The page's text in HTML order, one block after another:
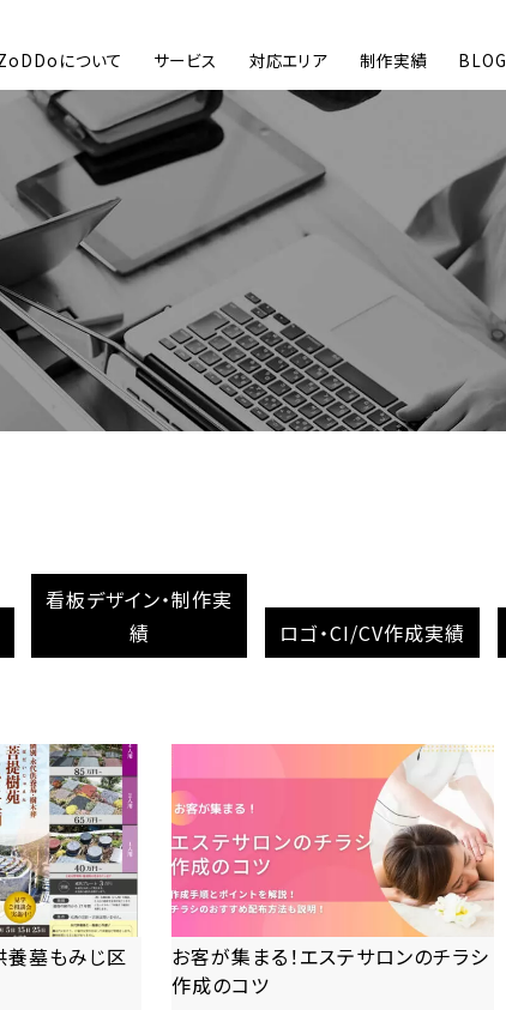
について サービス 対応エリア 制作実績 BLOG
看板デザイン・制作実
績
ロゴ・CI/CV作成実績
墓もみじ区
お客が集まる！エステサロンのチラシ
作成のコツ